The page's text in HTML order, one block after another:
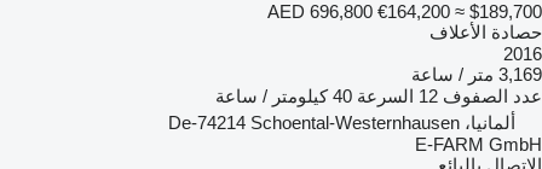
AED 696,800 €164,200 ≈ $189,700
حصادة الأعلاف
2016
3,169 متر / ساعة
عدد الصفوف 12 السرعة 40 كيلومتر / ساعة
ألمانيا، De-74214 Schoental-Westernhausen
E-FARM GmbH
الاتصال بالبائع